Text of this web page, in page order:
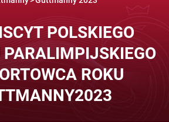
POLSKIEGO
ROKU